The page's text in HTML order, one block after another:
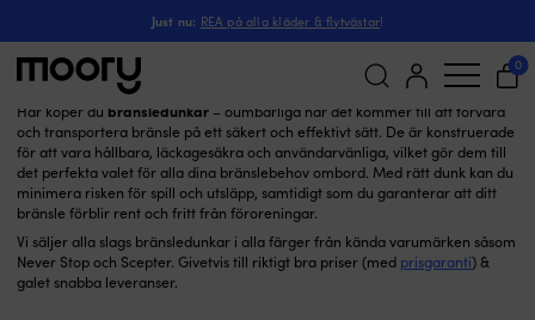
Just nu: REA på alla kläder & flytvästar!
Sök
efter:
0
Bränsledunkar
Här köper du bränsledunkar – oumbärliga när det kommer till att förvara
och transportera bränsle på ett säkert och effektivt sätt. De är konstruerade
för att vara hållbara, läckagesäkra och användarvänliga, vilket gör dem till
det perfekta valet för alla dina bränslebehov ombord. Med rätt dunk kan du
minimera risken för spill och utsläpp, samtidigt som du garanterar att ditt
bränsle förblir rent och fritt från föroreningar.
Vi säljer alla slags bränsledunkar i alla färger från kända varumärken såsom
Never Stop och Scepter. Givetvis till riktigt bra priser (med prisgaranti) &
galet snabba leveranser.